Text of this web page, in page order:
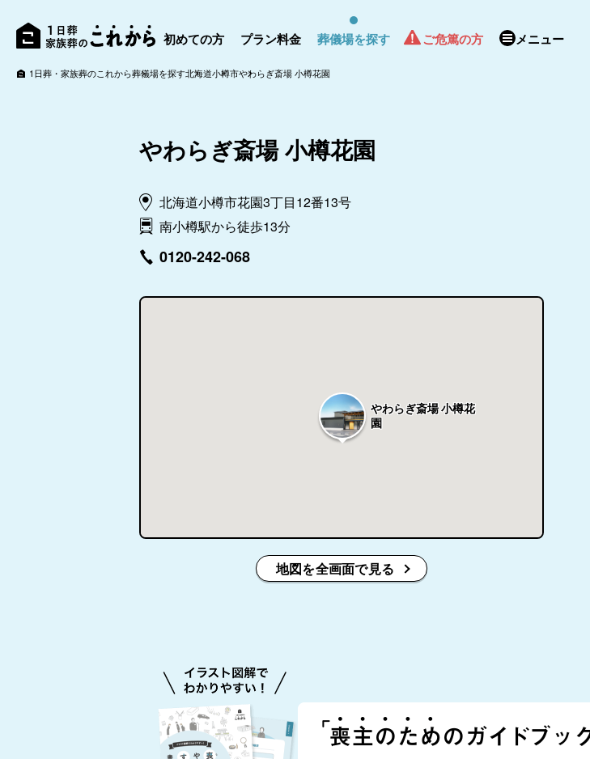
初めての方 プラン料金 葬儀場を探す ご危篤の方 メニュー
1日葬・家族葬のこれから葬儀場を探す北海道小樽市やわらぎ斎場 小樽花園
やわらぎ斎場 小樽花園
北海道小樽市花園3丁目12番13号
南小樽駅から徒歩13分
0120-242-068
やわらぎ斎場 小樽花
園
地図を全画面で見る